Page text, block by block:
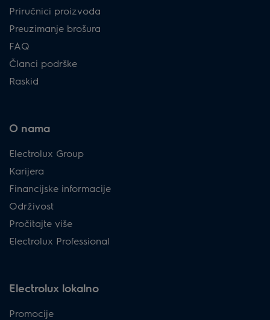
Priručnici proizvoda
Preuzimanje brošura
FAQ
Članci podrške
Raskid
O nama
Electrolux Group
Karijera
Financijske informacije
Održivost
Pročitajte više
Electrolux Professional
Electrolux lokalno
Promocije